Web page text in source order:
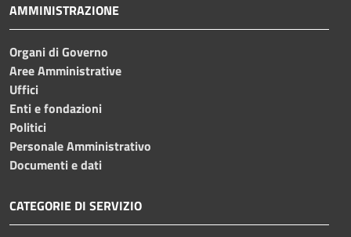
AMMINISTRAZIONE
Organi di Governo
Aree Amministrative
Uffici
Enti e fondazioni
Politici
Personale Amministrativo
Documenti e dati
CATEGORIE DI SERVIZIO